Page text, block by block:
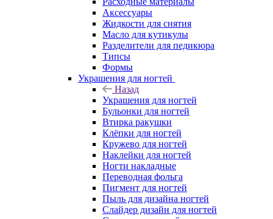
Аксессуары
Жидкости для снятия
Масло для кутикулы
Разделители для педикюра
Типсы
Формы
Украшения для ногтей
Назад
Украшения для ногтей
Бульонки для ногтей
Втирка ракушки
Клёпки для ногтей
Кружево для ногтей
Наклейки для ногтей
Ногти накладные
Переводная фольга
Пигмент для ногтей
Пыль для дизайна ногтей
Слайдер дизайн для ногтей